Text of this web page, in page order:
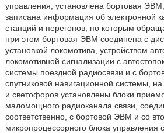
управления, установлена бортовая
записана информация об электронной
станций и перегонов, по которым
при этом бортовая ЭВМ соединена с
установкой локомотива, устройством
локомотивной сигнализации с
системы поездной радиосвязи и с
спутниковой навигационной системы,
и светофоров установлены блоки
маломощного радиоканала связи,
соответственно, с бортовой ЭВМ и со
микропроцессорного блока управления